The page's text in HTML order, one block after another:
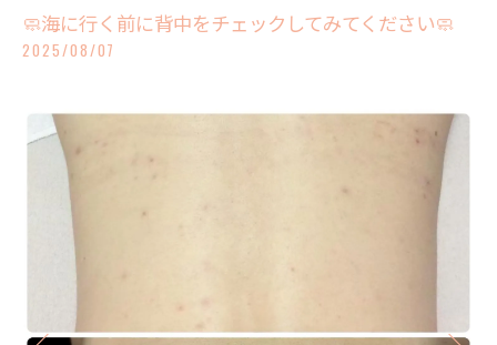
🧼海に行く前に背中をチェックしてみてください🧼
2025/08/07